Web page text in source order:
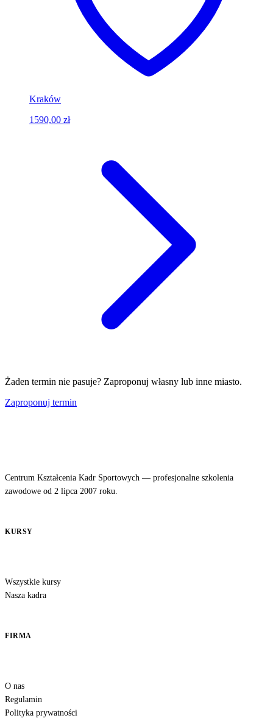
Kraków
1590,00 zł
Żaden termin nie pasuje? Zaproponuj własny lub inne miasto.
Zaproponuj termin
Centrum Kształcenia Kadr Sportowych — profesjonalne szkolenia
zawodowe od 2 lipca 2007 roku.
KURSY
Wszystkie kursy
Nasza kadra
FIRMA
O nas
Regulamin
Polityka prywatności